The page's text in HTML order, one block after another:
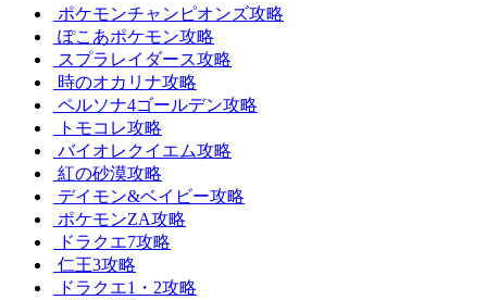
ポケモンチャンピオンズ攻略
ぽこあポケモン攻略
スプラレイダース攻略
時のオカリナ攻略
ペルソナ4ゴールデン攻略
トモコレ攻略
バイオレクイエム攻略
紅の砂漠攻略
デイモン&ベイビー攻略
ポケモンZA攻略
ドラクエ7攻略
仁王3攻略
ドラクエ1・2攻略